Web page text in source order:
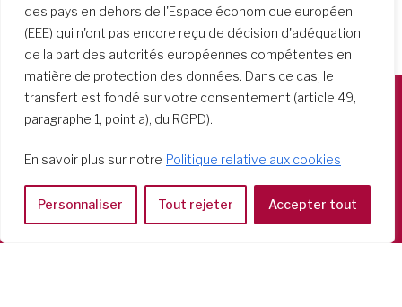
des pays en dehors de l'Espace économique européen
(EEE) qui n'ont pas encore reçu de décision d'adéquation
de la part des autorités européennes compétentes en
matière de protection des données. Dans ce cas, le
transfert est fondé sur votre consentement (article 49,
paragraphe 1, point a), du RGPD).
En savoir plus sur notre Politique relative aux cookies
Personnaliser Tout rejeter Accepter tout
Società del Sacro Cuore
Casa Generalizia
Tel: 06 58 23 03 32 or 06 58 20 31 17